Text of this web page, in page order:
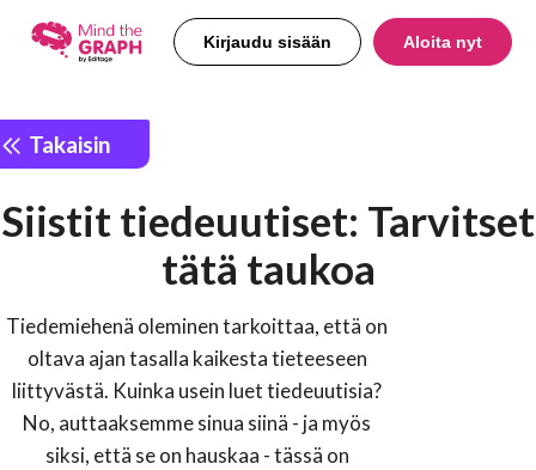
Kirjaudu sisään Aloita nyt
Takaisin
Siistit tiedeuutiset: Tarvitset
tätä taukoa
Tiedemiehenä oleminen tarkoittaa, että on
oltava ajan tasalla kaikesta tieteeseen
liittyvästä. Kuinka usein luet tiedeuutisia?
No, auttaaksemme sinua siinä - ja myös
siksi, että se on hauskaa - tässä on